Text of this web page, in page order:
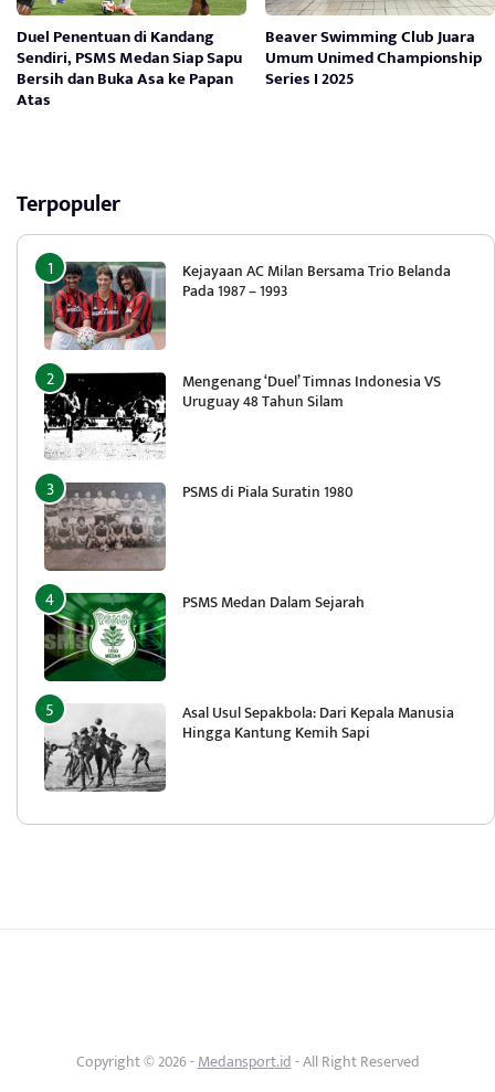
Duel Penentuan di Kandang
Sendiri, PSMS Medan Siap Sapu
Bersih dan Buka Asa ke Papan
Atas
Beaver Swimming Club Juara
Umum Unimed Championship
Series I 2025
Terpopuler
Kejayaan AC Milan Bersama Trio Belanda
Pada 1987 – 1993
Mengenang ‘Duel’ Timnas Indonesia VS
Uruguay 48 Tahun Silam
PSMS di Piala Suratin 1980
PSMS Medan Dalam Sejarah
Asal Usul Sepakbola: Dari Kepala Manusia
Hingga Kantung Kemih Sapi
Copyright © 2026 -Medansport.id- All Right Reserved